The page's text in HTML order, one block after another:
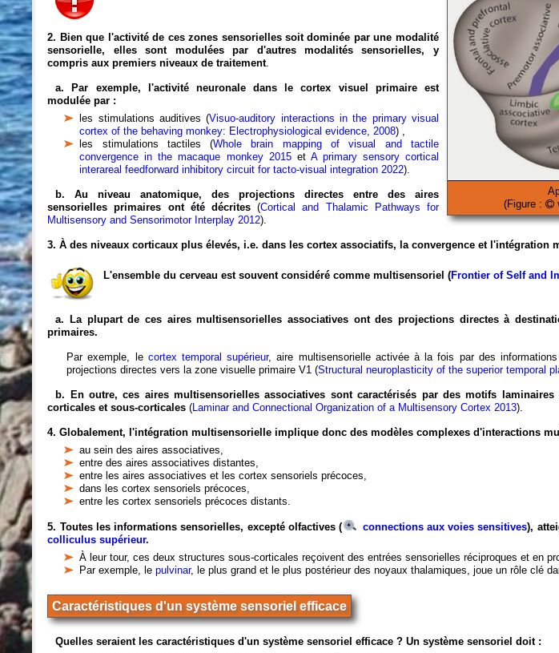
(Figure :
2. Bien que l'activité de ces zones sensorielles soit dominée par une modalité
sensorielle, elles sont modulées par d'autres modalités sensorielles, y
compris aux premiers niveaux de traitement.
a. Par exemple, l'activité neuronale dans le cortex visuel primaire est
modulée par :
les stimulations auditives (Visuo-auditory interactions in the primary visual
cortex of the behaving monkey: Electrophysiological evidence, 2008) ,
les stimulations tactiles (Whole brain mapping of visual and tactile
convergence in the macaque monkey 2015et A primary sensory cortical
interareal feedforward inhibitory circuit for tacto-visual integration 2022).
b. Au niveau anatomique, des projections directes entre des aires
sensorielles primaires ont été décrites (Cortical and Thalamic Pathways for
Multisensory and Sensorimotor Interplay 2012).
3. À des niveaux corticaux plus élevés, i.e. dans les cortex associatifs, la convergence et l'intégration
L'ensemble du cerveau est souvent considéré comme multisensoriel (Frontier of Self and
a. La plupart de ces aires multisensorielles associatives ont des projections directes à
primaires.
Par exemple, le cortex temporal supérieur, aire multisensorielle activée à la fois par des
projections directes vers la zone visuelle primaire V1 (Structural neuroplasticity of the superior temporal
b. En outre, ces aires multisensorielles associatives sont caractérisés par des motifs
corticales et sous-corticales (Laminar and Connectional Organization of a Multisensory Cortex 2013).
4. Globalement, l'intégration multisensorielle implique donc des modèles complexes d'interactions
au sein des aires associatives,
entre des aires associatives distantes,
entre les aires associatives et les cortex sensoriels précoces,
dans les cortex sensoriels précoces,
entre les cortex sensoriels précoces distants.
5. Toutes les informations sensorielles, excepté olfactives ( connections aux voies sensitives),
colliculus supérieur.
À leur tour, ces deux structures sous-corticales reçoivent des entrées sensorielles réciproques et en
Par exemple, lepulvinar, le plus grand et le plus postérieur des noyaux thalamiques, joue un rôle clé
Caractéristiques d'un système sensoriel efficace
Quelles seraient les caractéristiques d'un système sensoriel efficace ? Un système sensoriel doit :